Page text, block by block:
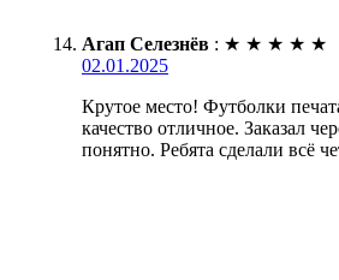
Агап Селезнёв : ★ ★ ★ ★ ★
02.01.2025
Крутое место! Футболки
качество отличное. Заказал
понятно. Ребята сделали всё